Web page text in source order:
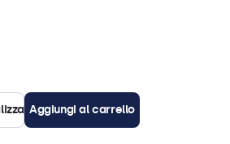
Aggiungi al carrello